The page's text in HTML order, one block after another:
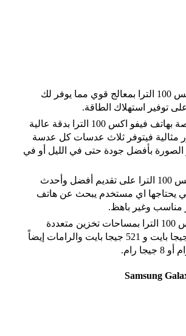
يعمل هاتف فيفو اكس 100 الترا بمعالج قوي مما يوفر لك
توفير استهلاك الطاقة.
تعمل الكاميرا الخاصة بهاتف فيفو اكس 100 الترا بدقة عالية
مثالية فيتوفر ثلاث عدسات كل عدسة
بأفضل جودة حتى في الليل أو في
يجمع هاتف فيفو اكس 100 الترا على تقديم أفضل وأحدث
يحتاجها اي مستخدم يبحث عن هاتف
مناسب وغير باهظ.
يأتي هاتف فيفو اكس 100 الترا بمساحات تخزين متعددة
ومختلفة منها 256 جيجا بايت و 521 جيجا بايت والرامات إيضاً